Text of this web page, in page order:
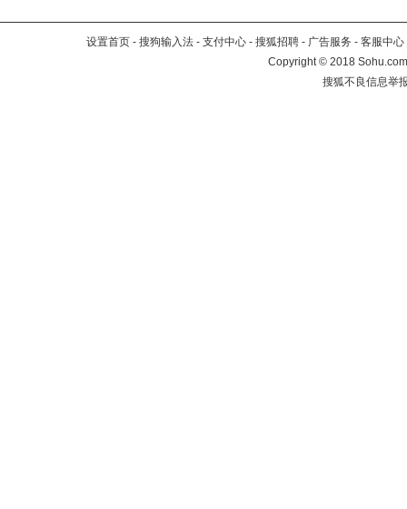
设置首页 - 搜狗输入法 - 支付中心 - 搜狐招聘 - 广告服务 - 客服中心
Copyright©2018
搜狐不良信息举